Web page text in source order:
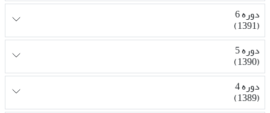
دوره 6
(1391)
دوره 5
(1390)
دوره 4
(1389)